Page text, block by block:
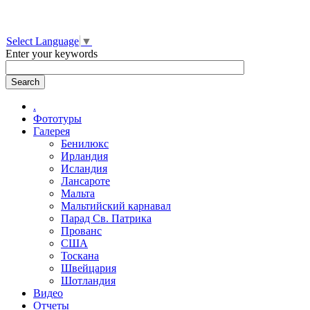
Select Language ▼
Enter your keywords
.
Фототуры
Галерея
Бенилюкс
Ирландия
Исландия
Лансароте
Мальта
Мальтийский карнавал
Парад Св. Патрика
Прованс
США
Тоскана
Швейцария
Шотландия
Видео
Отчеты